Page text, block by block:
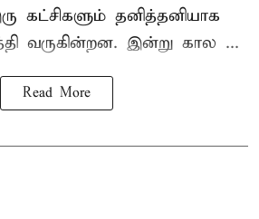
கட்சிகளும் தனித்தனியாக
வருகின்றன. இன்று கால ...
Read More